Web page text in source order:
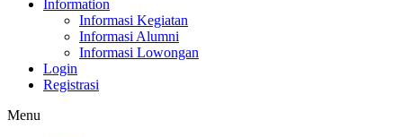
Information
Informasi Kegiatan
Informasi Alumni
Informasi Lowongan
Login
Registrasi
Menu